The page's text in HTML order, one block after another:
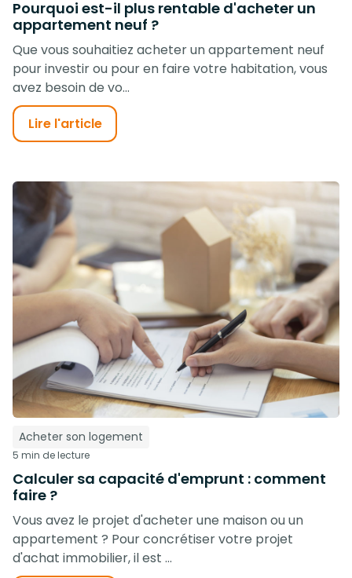
Pourquoi est-il plus rentable d'acheter un
appartement neuf ?
Que vous souhaitiez acheter un appartement neuf
pour investir ou pour en faire votre habitation, vous
avez besoin de vo...
Lire l'article
Acheter son logement
5 min de lecture
Calculer sa capacité d'emprunt : comment
faire ?
Vous avez le projet d'acheter une maison ou un
appartement ? Pour concrétiser votre projet
d'achat immobilier, il est ...